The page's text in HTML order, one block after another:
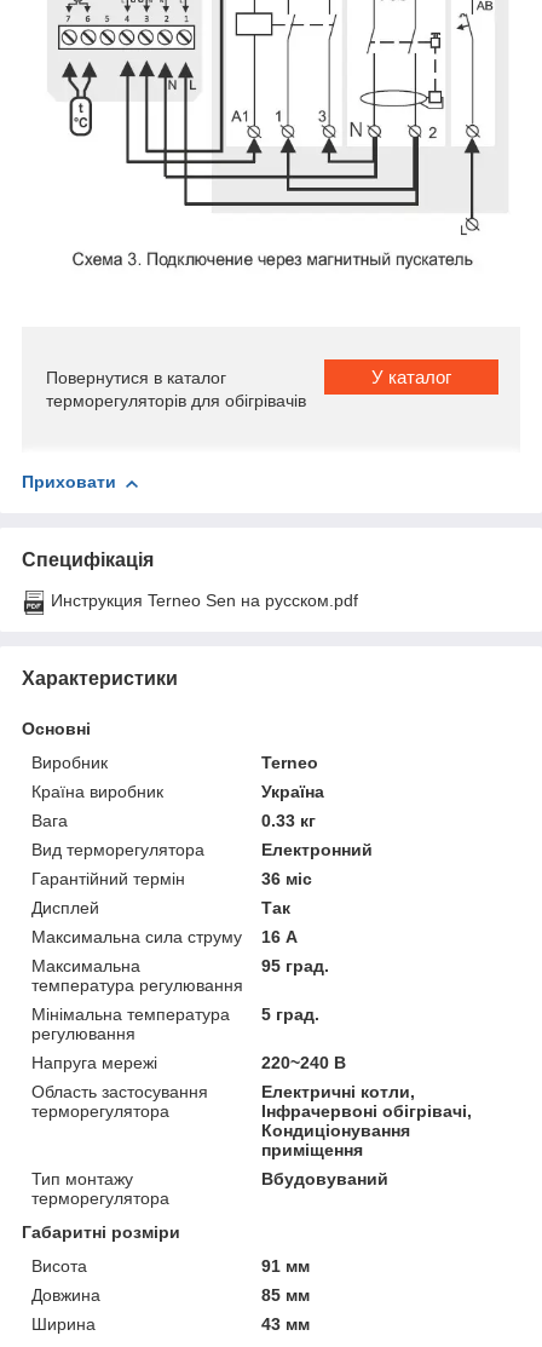
Повернутися в каталог
терморегуляторів для обігрівачів
У каталог
Приховати
Специфікація
Инструкция Terneo Sen на русском.pdf
Характеристики
Основні
Виробник
Terneo
Країна виробник
Україна
Вага
0.33 кг
Вид терморегулятора
Електронний
Гарантійний термін
36 міс
Дисплей
Так
Максимальна сила струму
16 А
Максимальна
температура регулювання
95 град.
Мінімальна температура
регулювання
5 град.
Напруга мережі
220~240 В
Область застосування
терморегулятора
Електричні котли,
Інфрачервоні обігрівачі,
Кондиціонування
приміщення
Тип монтажу
терморегулятора
Вбудовуваний
Габаритні розміри
Висота
91 мм
Довжина
85 мм
Ширина
43 мм